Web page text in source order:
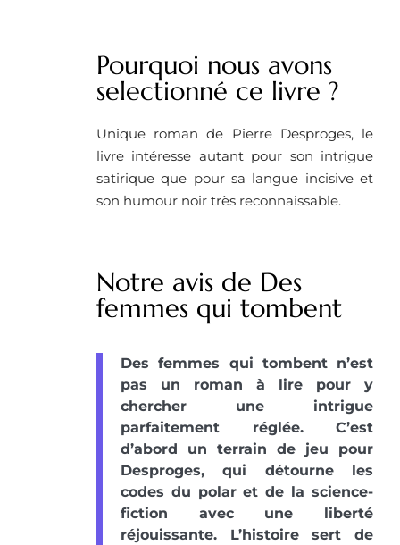
Pourquoi nous avons
selectionné ce livre ?
Unique roman de Pierre Desproges, le
livre intéresse autant pour son intrigue
satirique que pour sa langue incisive et
son humour noir très reconnaissable.
Notre avis de Des
femmes qui tombent
Des femmes qui tombent n’est
pas un roman à lire pour y
chercher une intrigue
parfaitement réglée. C’est
d’abord un terrain de jeu pour
Desproges, qui détourne les
codes du polar et de la science-
fiction avec une liberté
réjouissante. L’histoire sert de